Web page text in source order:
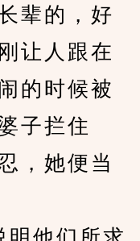
辈的，好
让人跟在
的时候被
子拦住
，她便当